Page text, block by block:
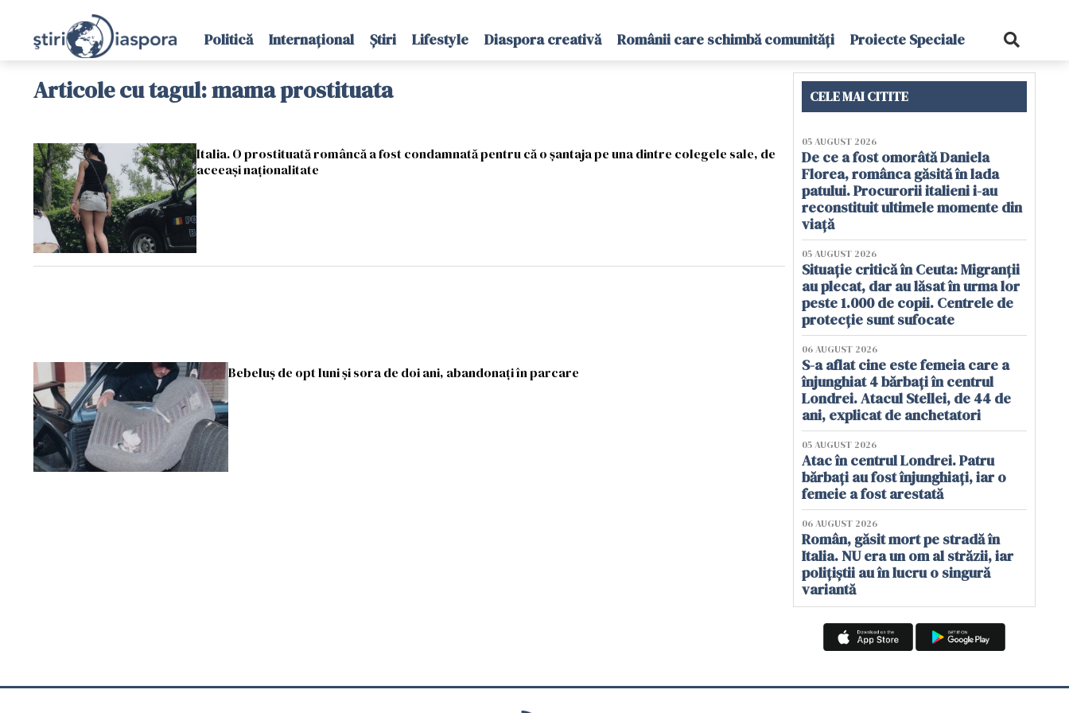
Politică Internațional Știri Lifestyle Diaspora creativă Românii care schimbă comunități Proiecte Speciale
Articole cu tagul: mama prostituata
Italia. O prostituată româncă a fost condamnată pentru că o șantaja pe una dintre colegele sale, de
aceeași naționalitate
Bebeluș de opt luni și sora de doi ani, abandonați în parcare
CELE MAI CITITE
05 AUGUST 2026
De ce a fost omorâtă Daniela
Florea, românca găsită în lada
patului. Procurorii italieni i-au
reconstituit ultimele momente din
viață
05 AUGUST 2026
Situație critică în Ceuta: Migranții
au plecat, dar au lăsat în urma lor
peste 1.000 de copii. Centrele de
protecție sunt sufocate
06 AUGUST 2026
S-a aflat cine este femeia care a
înjunghiat 4 bărbați în centrul
Londrei. Atacul Stellei, de 44 de
ani, explicat de anchetatori
05 AUGUST 2026
Atac în centrul Londrei. Patru
bărbați au fost înjunghiați, iar o
femeie a fost arestată
06 AUGUST 2026
Român, găsit mort pe stradă în
Italia. NU era un om al străzii, iar
polițiștii au în lucru o singură
variantă